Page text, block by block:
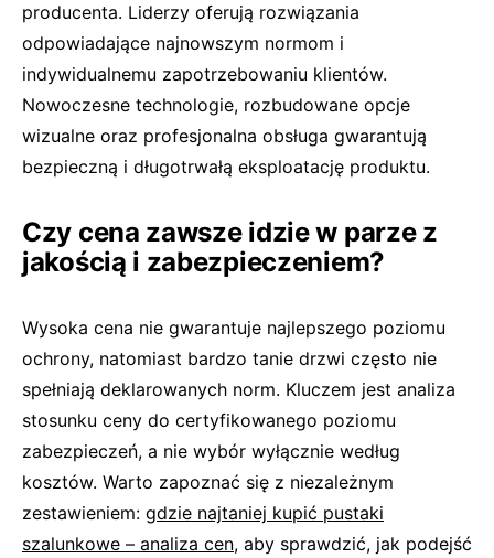
producenta. Liderzy oferują rozwiązania
odpowiadające najnowszym normom i
indywidualnemu zapotrzebowaniu klientów.
Nowoczesne technologie, rozbudowane opcje
wizualne oraz profesjonalna obsługa gwarantują
bezpieczną i długotrwałą eksploatację produktu.
Czy cena zawsze idzie w parze z
jakością i zabezpieczeniem?
Wysoka cena nie gwarantuje najlepszego poziomu
ochrony, natomiast bardzo tanie drzwi często nie
spełniają deklarowanych norm. Kluczem jest analiza
stosunku ceny do certyfikowanego poziomu
zabezpieczeń, a nie wybór wyłącznie według
kosztów. Warto zapoznać się z niezależnym
zestawieniem: gdzie najtaniej kupić pustaki
szalunkowe – analiza cen, aby sprawdzić, jak podejść